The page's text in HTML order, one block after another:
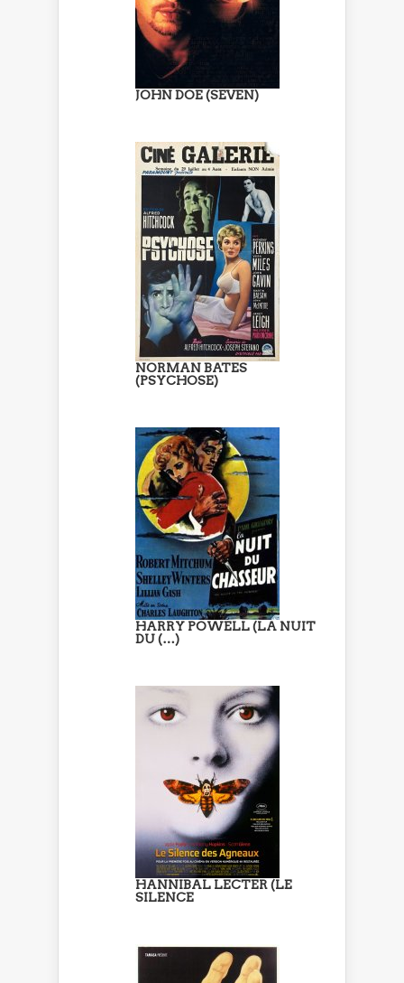
JOHN DOE (SEVEN)
NORMAN BATES
(PSYCHOSE)
HARRY POWELL (LA NUIT
DU (…)
HANNIBAL LECTER (LE
SILENCE